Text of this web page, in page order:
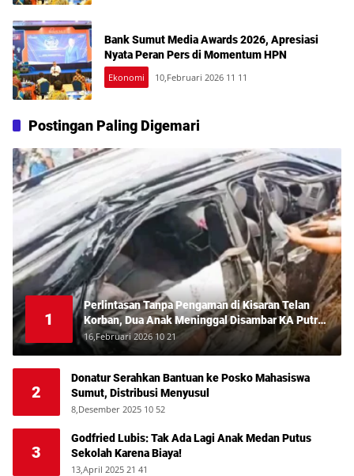
Bank Sumut Media Awards 2026, Apresiasi
Nyata Peran Pers di Momentum HPN
Ekonomi 10,Februari 2026 11 11
Postingan Paling Digemari
1
Perlintasan Tanpa Pengaman di Kisaran Telan
Korban, Dua Anak Meninggal Disambar KA Putri
Deli
16,Februari 2026 10 21
2
Donatur Serahkan Bantuan ke Posko Mahasiswa
Sumut, Distribusi Menyusul
8,Desember 2025 10 52
3
Godfried Lubis: Tak Ada Lagi Anak Medan Putus
Sekolah Karena Biaya!
13,April 2025 21 41